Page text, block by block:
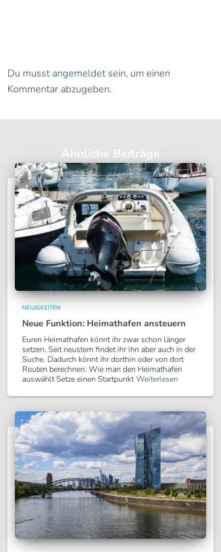
Du musst angemeldet sein, um einen
Kommentar abzugeben.
Ähnliche Beiträge
NEUIGKEITEN
Neue Funktion: Heimathafen ansteuern
Euren Heimathafen könnt ihr zwar schon länger
setzen. Seit neustem findet ihr ihn aber auch in der
Suche. Dadurch könnt ihr dorthin oder von dort
Routen berechnen. Wie man den Heimathafen
auswählt Setze einen Startpunkt Weiterlesen